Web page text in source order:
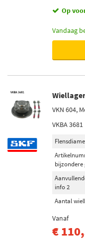
Op
Vandaag
VKN 604,
VKBA 3681
bijzondere
info 2
Aantal
Vanaf
€